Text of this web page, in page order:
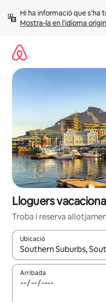
Mostra-la en l'idioma
Lloguers
Troba i reserva
Ubicació
Quan els resultats
Arribada